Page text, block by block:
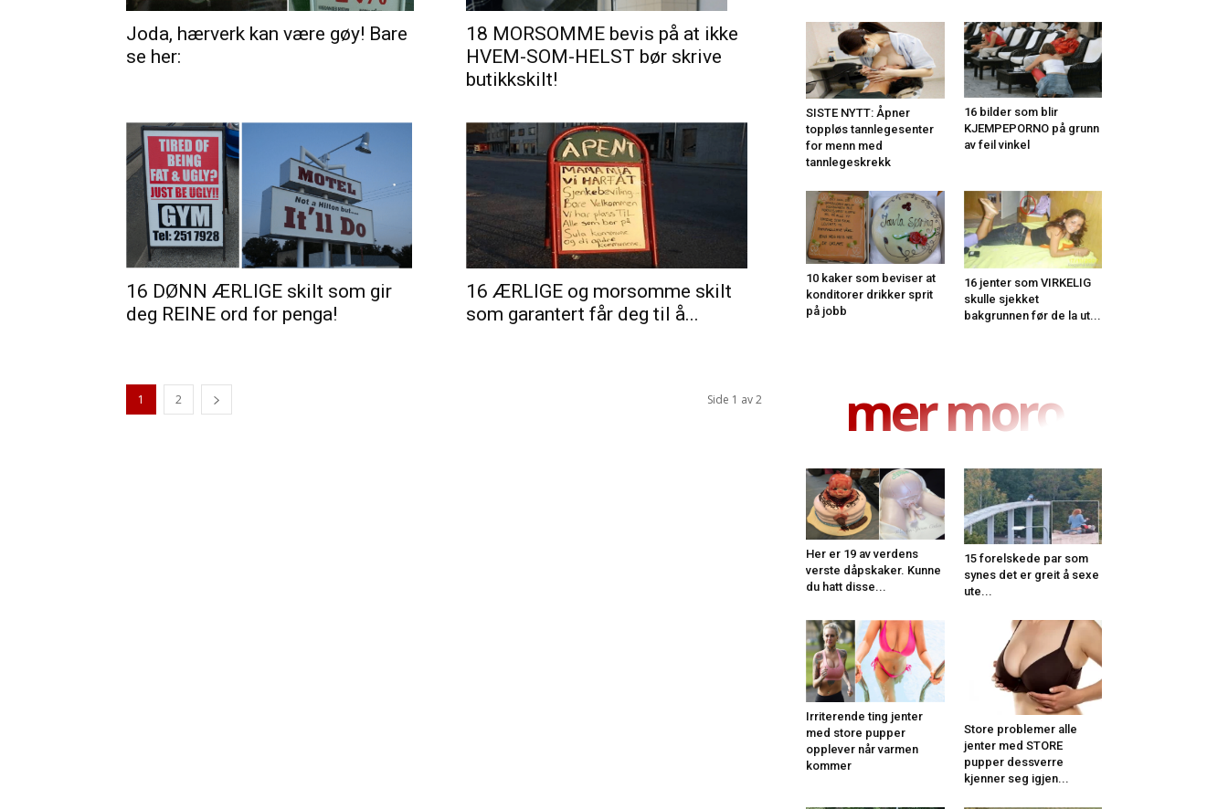
Joda, hærverk kan være gøy! Bare
se her:
18 MORSOMME bevis på at ikke
HVEM-SOM-HELST bør skrive
butikkskilt!
16 DØNN ÆRLIGE skilt som gir
deg REINE ord for penga!
16 ÆRLIGE og morsomme skilt
som garantert får deg til å...
1 2 Side 1 av 2
SISTE NYTT: Åpner
toppløs tannlegesenter
for menn med
tannlegeskrekk
16 bilder som blir
KJEMPEPORNO på grunn
av feil vinkel
10 kaker som beviser at
konditorer drikker sprit
på jobb
16 jenter som VIRKELIG
skulle sjekket
bakgrunnen før de la ut...
mer moro
Her er 19 av verdens
verste dåpskaker. Kunne
du hatt disse...
15 forelskede par som
synes det er greit å sexe
ute...
Irriterende ting jenter
med store pupper
opplever når varmen
kommer
Store problemer alle
jenter med STORE
pupper dessverre
kjenner seg igjen...